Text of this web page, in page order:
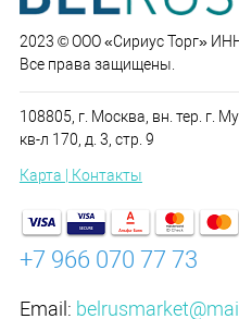
2023 © ООО «Сириус Торг»
Все права защищены.
108805, г. Москва, вн. тер. г.
кв-л 170, д. 3, стр. 9
Карта | Контакты
+7 966 070 77 73
Email: